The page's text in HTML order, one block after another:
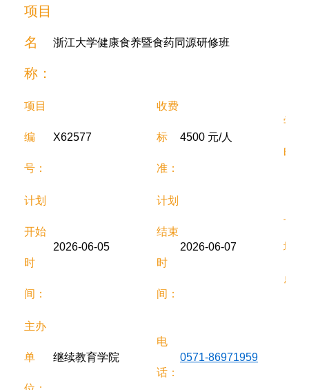
项目
名
称：
浙江大学健康食养暨食药同源研修班
项目
编
号：
X62577
收费
标
准：
4500 元/人
学
时：
计划
开始
时
间：
2026-06-05
计划
结束
时
间：
2026-06-07 地
点：
主办
单 继续教育学院
电
话：
0571-86971959